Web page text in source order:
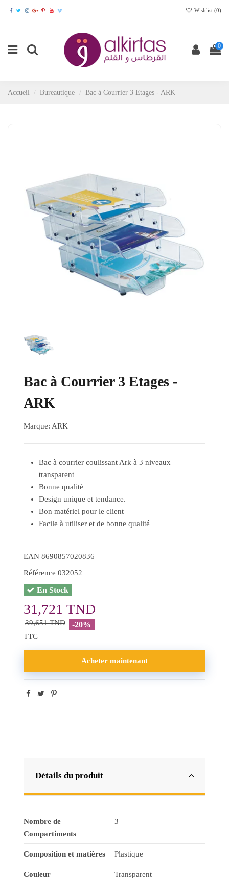
Wishlist (0)
0
Accueil Bureautique Bac à Courrier 3 Etages - ARK
Bac à Courrier 3 Etages -
ARK
Marque: ARK
Bac à courrier coulissant Ark à 3 niveaux
transparent
Bonne qualité
Design unique et tendance.
Bon matériel pour le client
Facile à utiliser et de bonne qualité
EAN 8690857020836
Référence 032052
En Stock
31,721 TND
39,651 TND -20%
TTC
Acheter maintenant
Détails du produit
Nombre de
Compartiments
3
Composition et matières Plastique
Couleur Transparent